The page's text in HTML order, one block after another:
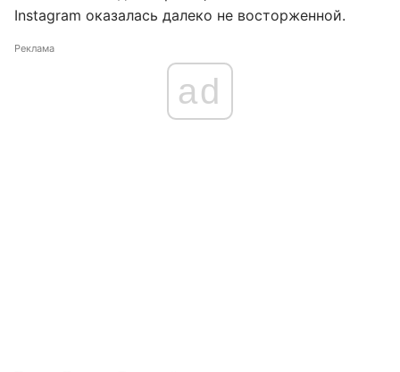
Instagram оказалась далеко не восторженной.
Реклама
ad